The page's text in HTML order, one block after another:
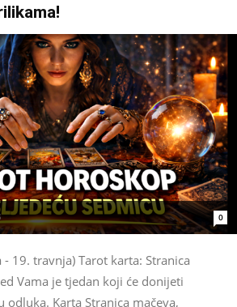
0
- 19. travnja) Tarot karta: Stranica
Vama je tjedan koji će donijeti
odluka. Karta Stranica mačeva,